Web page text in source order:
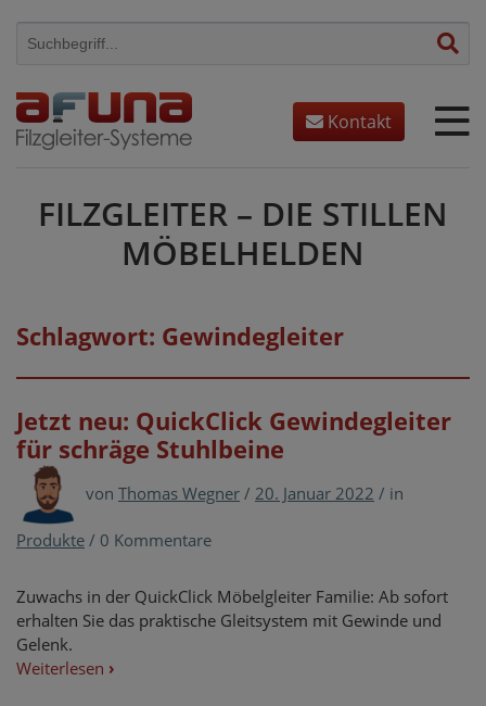
Skip
Kontakt
FILZGLEITER – DIE STILLEN
MÖBELHELDEN
Schlagwort: Gewindegleiter
Jetzt neu: QuickClick Gewindegleiter
für schräge Stuhlbeine
von Thomas Wegner / 20. Januar 2022 / in
Produkte / 0 Kommentare
Zuwachs in der QuickClick Möbelgleiter Familie: Ab sofort
erhalten Sie das praktische Gleitsystem mit Gewinde und
Gelenk.
Weiterlesen ›